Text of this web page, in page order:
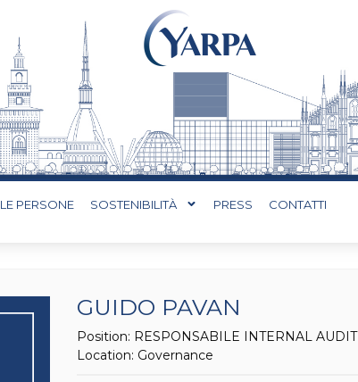
LE PERSONE SOSTENIBILITÀ PRESS CONTATTI
GUIDO PAVAN
Position: RESPONSABILE INTERNAL AUDIT
Location: Governance